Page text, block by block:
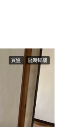
買盤 隨時睇樓